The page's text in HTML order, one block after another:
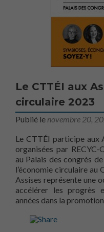
Le CTTÉI aux
circulaire 2023
Publié le novembre 20,
Le CTTÉI participe aux
organisées par
au Palais des congrès
l’économie circulaire au
Assises représente une
accélérer les progrès
années dans la